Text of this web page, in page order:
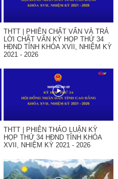
THTT | PHIÊN CHẤT VẤN VÀ TRẢ
LỜI CHẤT VẤN KỲ HỌP THỨ 34
HĐND TỈNH KHÓA XVII, NHIỆM KỲ
2021 - 2026
THTT | PHIÊN THẢO LUẬN KỲ
HỌP THỨ 34 HĐND TỈNH KHÓA
XVII, NHIỆM KỲ 2021 - 2026